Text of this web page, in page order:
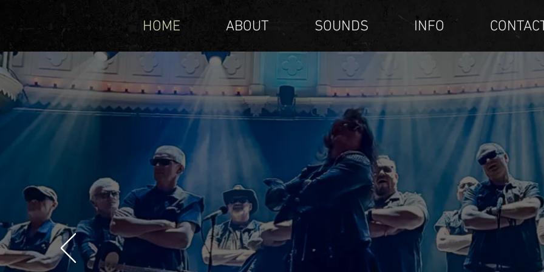
HOME ABOUT SOUNDS INFO